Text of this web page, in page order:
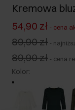
Kremowa
54,90 zł - cena
89,90 zł -
89,90 zł - cena
Kolor: